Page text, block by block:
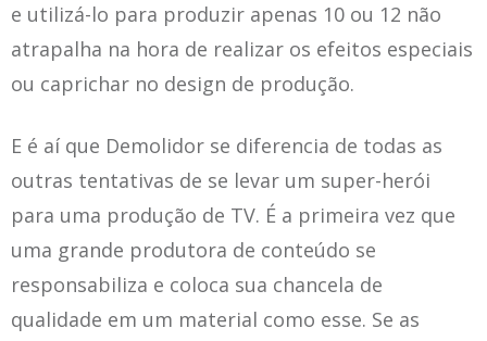
e utilizá-lo para produzir apenas 10 ou 12 não
atrapalha na hora de realizar os efeitos especiais
ou caprichar no design de produção.
E é aí que Demolidor se diferencia de todas as
outras tentativas de se levar um super-herói
para uma produção de TV. É a primeira vez que
uma grande produtora de conteúdo se
responsabiliza e coloca sua chancela de
qualidade em um material como esse. Se as